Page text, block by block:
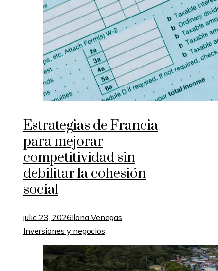
Estrategias de Francia
para mejorar
competitividad sin
debilitar la cohesión
social
julio 23, 2026Ilona Venegas
Inversiones y negocios